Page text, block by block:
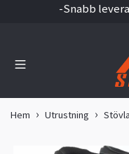
-Snabb
Hem Utrustning